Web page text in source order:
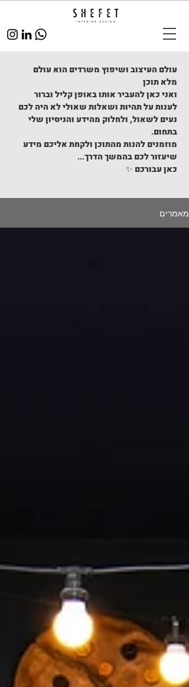
עולם העיצוב ושיפוץ משרדים הוא עולם
מלא תוכן
ואני כאן להעביר אותו באופן קליל וברור
לענות על תהיות ושאלות שאולי לא היה לכם
נעים לשאול, ולחלוק מהידע והניסיון שלי
בתחום.
מוזמנים להנות מהתוכן ולקחת אליכם מידע
שיעזור לכם בהמשך הדרך...
כאן עבורכם ✨
מאמרים